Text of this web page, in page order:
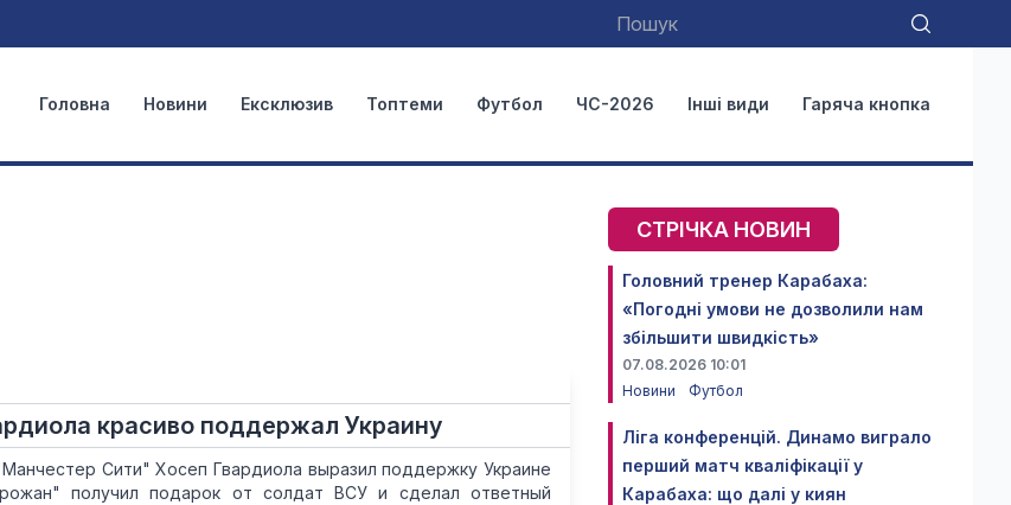
Головна Новини Ексклюзив Топтеми Футбол ЧС-2026 Інші види Гаряча кнопка
красиво поддержал Украину
Сити" Хосеп Гвардиола выразил поддержку Украине
получил подарок от солдат ВСУ и сделал ответный
СТРІЧКА НОВИН
Головний тренер Карабаха:
«Погодні умови не дозволили нам
збільшити швидкість»
07.08.2026 10:01
Новини
Футбол
Ліга конференцій. Динамо виграло
перший матч кваліфікації у
Карабаха: що далі у киян